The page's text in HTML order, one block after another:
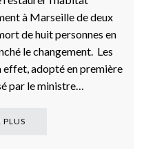
à Marseille de deux
de huit personnes en
le changement. Les
effet, adopté en première
par le ministre…
PLUS